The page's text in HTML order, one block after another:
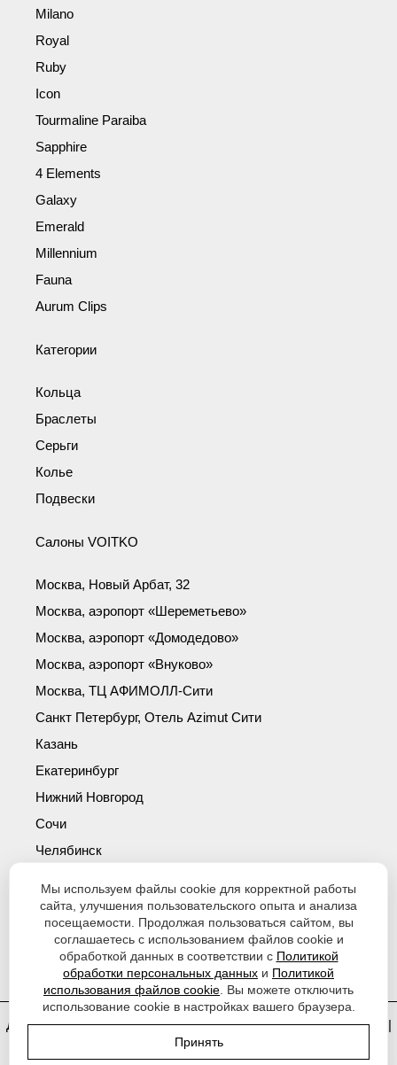
Milano
Royal
Ruby
Icon
Tourmaline Paraiba
Sapphire
4 Elements
Galaxy
Emerald
Millennium
Fauna
Aurum Clips
Категории
Кольца
Браслеты
Серьги
Колье
Подвески
Салоны VOITKO
Москва, Новый Арбат, 32
Москва, аэропорт «Шереметьево»
Москва, аэропорт «Домодедово»
Москва, аэропорт «Внуково»
Москва, ТЦ АФИМОЛЛ-Сити
Санкт Петербург, Отель Azimut Сити
Казань
Екатеринбург
Нижний Новгород
Сочи
Челябинск
Новосибирск
Уфа
Красноярск
Договор оферты|Политика обработки персональных данных
|
Согласие на обработку персональных данных
Мы используем файлы cookie для корректной работы
сайта, улучшения пользовательского опыта и анализа
посещаемости. Продолжая пользоваться сайтом, вы
соглашаетесь с использованием файлов cookie и
обработкой данных в соответствии с Политикой
обработки персональных данных и Политикой
использования файлов cookie . Вы можете отключить
использование cookie в настройках вашего браузера.
Принять